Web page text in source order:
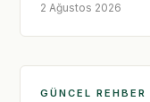
2 Ağustos 2026
GÜNCEL REHBER